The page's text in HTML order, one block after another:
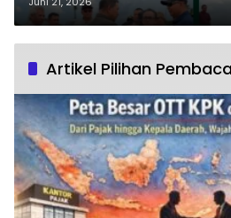
Pelang–Kepuluk
Artikel Pilihan Pembaca